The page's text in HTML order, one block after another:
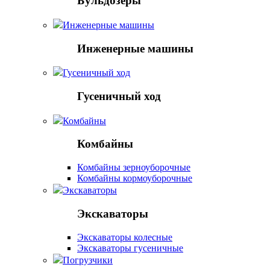
Инженерные машины
Инженерные машины
Гусеничный ход
Гусеничный ход
Комбайны
Комбайны
Комбайны зерноуборочные
Комбайны кормоуборочные
Экскаваторы
Экскаваторы
Экскаваторы колесные
Экскаваторы гусеничные
Погрузчики